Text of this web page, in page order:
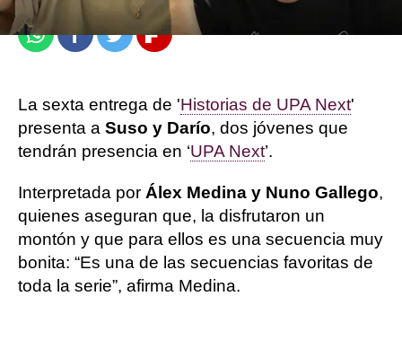
WhatsappFacebook
TwitterFlipboard
La sexta entrega de 'Historias de UPA Next'
presenta a Suso y Darío, dos jóvenes que
tendrán presencia en ‘UPA Next’.
Interpretada por Álex Medina y Nuno Gallego,
quienes aseguran que, la disfrutaron un
montón y que para ellos es una secuencia muy
bonita: “Es una de las secuencias favoritas de
toda la serie”, afirma Medina.